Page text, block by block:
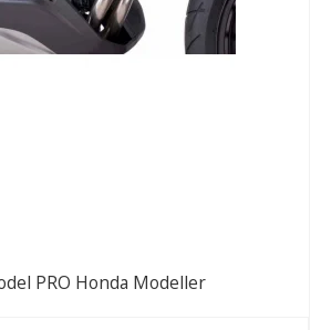
PRO Honda Modeller